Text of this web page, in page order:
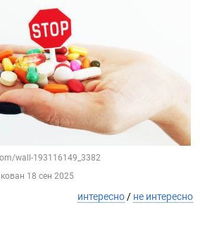
wall-193116149_3382
18 сен 2025
интересно / не интересно